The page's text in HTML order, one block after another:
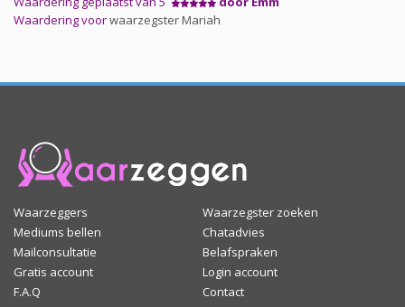
Waardering voorwaarzegster Mariah
Waarzeggers
Waarzegster zoeken
Mediums bellen
Chatadvies
Mailconsultatie
Belafspraken
Gratis account
Login account
F.A.Q
Contact